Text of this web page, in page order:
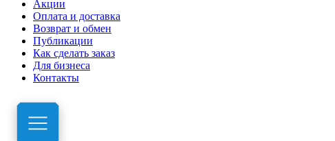
Акции
Оплата и доставка
Возврат и обмен
Публикации
Как сделать заказ
Для бизнеса
Контакты